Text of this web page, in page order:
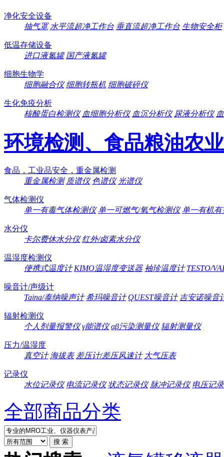
净化安全设备
抽气罩 水平流超净工作台 垂直流超净工作台 生物安全柜
低温存储设备
进口液氮罐 国产液氮罐
细胞生物学
细胞融合仪 细胞转瓶机 细胞破碎仪
生化免疫分析
核酸蛋白检测仪 血细胞分析仪 血沉分析仪 尿液分析仪
环境检测、食品粮油农
食品，工业品安全，重金属检测
重金属检测 质谱仪 色谱仪 光谱仪
气体检测仪
单一有毒气体检测仪 单一可燃气/氧气检测仪 单一有机
水分仪
卡尔费休水分仪 红外/卤素水分仪
温湿度检测仪
便携式温度计 KIMO温湿度变送器 袖珍温度计 TESTO/
噪音计/声级计
Taina/泰纳噪声计 希玛噪音计 QUEST噪音计 吉安诺噪音
辐射检测仪
个人剂量报警仪 γ能谱仪 αβ污染测量仪 辐射测量仪
压力/温湿度
真空计 海拔表 差压计/差压风速计 大气压表
记录仪
水位记录仪 电流记录仪 状态记录仪 脉冲记录仪 电压记
全部商品分类